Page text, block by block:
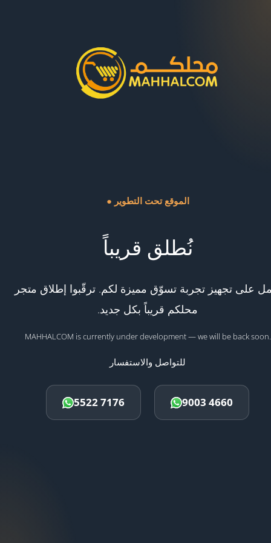
● الموقع تحت التطوير
نُطلق قريباً
على تجهيز تجربة تسوّق مميزة لكم. ترقّبوا إطلاق متجر
محلكم قريباً بكل جديد.
MAHHALCOM is currently under development — we will be back soon.
للتواصل والاستفسار
5522 7176 9003 4660